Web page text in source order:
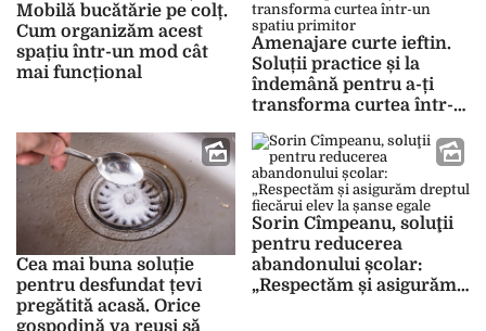
Mobilă bucătărie pe colț.
Cum organizăm acest
spațiu într-un mod cât
mai funcțional
Amenajare curte ieftin.
Soluții practice și la
îndemână pentru a-ți
transforma curtea într-
Cea mai buna soluție
pentru desfundat țevi
pregătită acasă. Orice
gospodină va reuși să
Sorin Cîmpeanu, soluţii
pentru reducerea
abandonului școlar:
„Respectăm și asigurăm